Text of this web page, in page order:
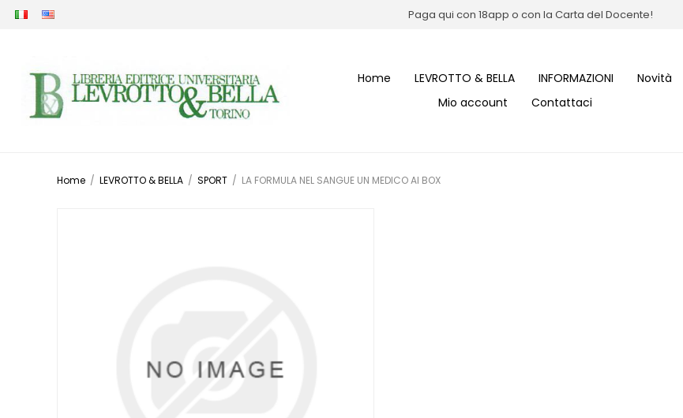
Paga qui con 18app o con la Carta del Docente!
Home LEVROTTO & BELLA INFORMAZIONI
Novità
Mio account
Contattaci
Home / LEVROTTO & BELLA / SPORT / LA FORMULA NEL SANGUE UN MEDICO AI BOX